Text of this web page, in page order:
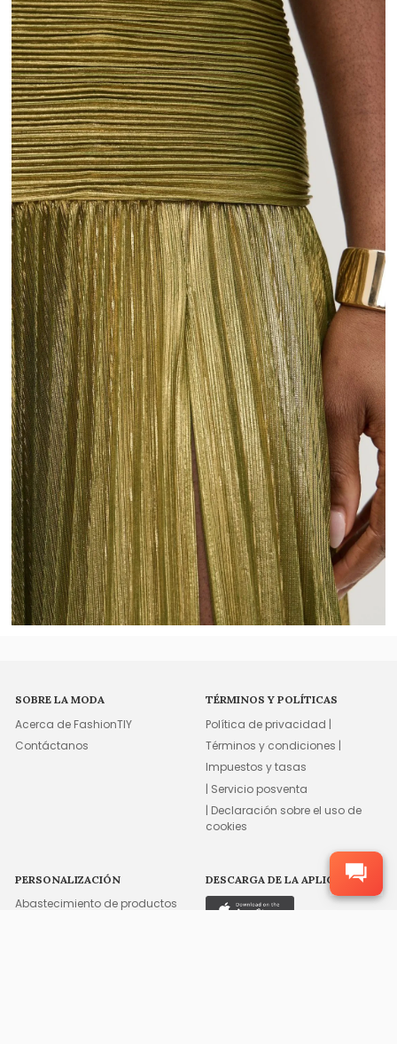
SOBRE LA MODA
Acerca de FashionTIY
Contáctanos
TÉRMINOS Y POLÍTICAS
Política de privacidad |
Términos y condiciones |
Impuestos y tasas
| Servicio posventa
| Declaración sobre el uso de
cookies
PERSONALIZACIÓN
Abastecimiento de productos
DESCARGA DE LA APLICACIÓN